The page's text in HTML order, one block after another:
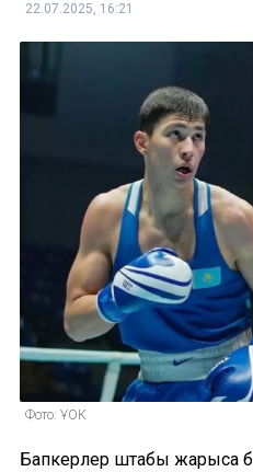
22.07.2025, 16:21
Фото: ҰОК
Бапкерлер штабы жарысқа